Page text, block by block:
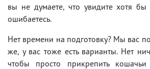
вы не думаете, что увидите хотя
ошибаетесь.
Нет времени на подготовку? Мы вас
же, у вас тоже есть варианты. Нет
чтобы просто прикрепить